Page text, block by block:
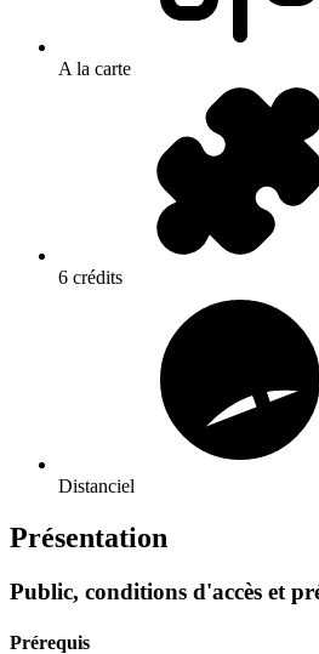
A la carte
6 crédits
Distanciel
Présentation
Public, conditions d'accès et
Prérequis